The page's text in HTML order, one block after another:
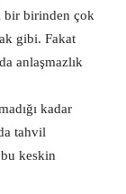
bir birinden çok
gibi. Fakat
anlaşmazlık
kadar
tahvil
keskin